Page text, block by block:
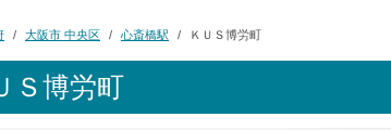
大阪市 中央区 心斎橋駅 ＫＵＳ博労町
Ｓ博労町